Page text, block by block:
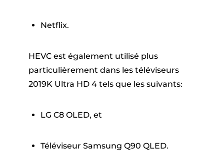
Netflix.
HEVC est également utilisé plus
particulièrement dans les téléviseurs
2019K Ultra HD 4 tels que les suivants:
LG C8 OLED, et
Téléviseur Samsung Q90 QLED.